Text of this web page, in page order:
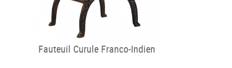
Fauteuil Curule Franco-Indien